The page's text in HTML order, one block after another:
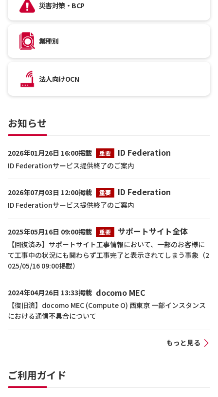
災害対策・BCP
業種別
法人向けOCN
お知らせ
2026年01月26日 16:00掲載 重要 ID Federation
ID Federationサービス提供終了のご案内
2026年07月03日 12:00掲載 重要 ID Federation
ID Federationサービス提供終了のご案内
2025年05月16日 09:00掲載 重要 サポートサイト全体
【回復済み】サポートサイト工事情報において、一部のお客様に
て工事中の状況にも関わらず工事完了と表示されてしまう事象（2
025/05/16 09:00掲載）
2024年04月26日 13:33掲載 docomo MEC
【復旧済】docomo MEC (Compute O) 西東京 一部インスタンス
における通信不具合について
もっと見る
ご利用ガイド